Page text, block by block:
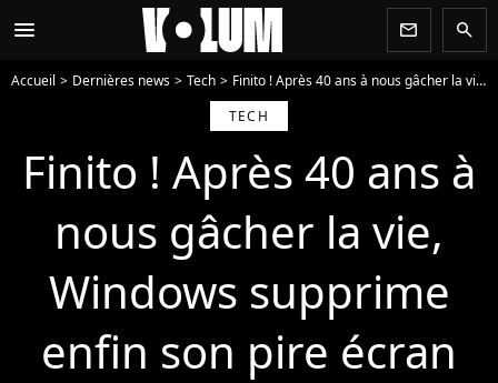
menu newsletter search
Accueil Dernières news Tech
Finito ! Après 40 ans à nous gâcher la vie, Windows supprime enfin son pire écran
TECH
Finito ! Après 40 ans à
nous gâcher la vie,
Windows supprime
enfin son pire écran